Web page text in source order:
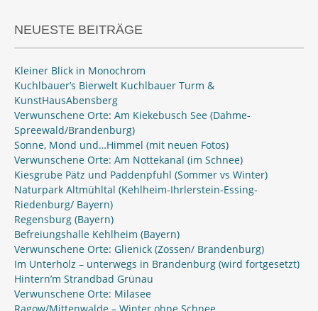
NEUESTE BEITRÄGE
Kleiner Blick in Monochrom
Kuchlbauer’s Bierwelt Kuchlbauer Turm &
KunstHausAbensberg
Verwunschene Orte: Am Kiekebusch See (Dahme-
Spreewald/Brandenburg)
Sonne, Mond und…Himmel (mit neuen Fotos)
Verwunschene Orte: Am Nottekanal (im Schnee)
Kiesgrube Pätz und Paddenpfuhl (Sommer vs Winter)
Naturpark Altmühltal (Kehlheim-Ihrlerstein-Essing-
Riedenburg/ Bayern)
Regensburg (Bayern)
Befreiungshalle Kehlheim (Bayern)
Verwunschene Orte: Glienick (Zossen/ Brandenburg)
Im Unterholz – unterwegs in Brandenburg (wird fortgesetzt)
Hintern’m Strandbad Grünau
Verwunschene Orte: Milasee